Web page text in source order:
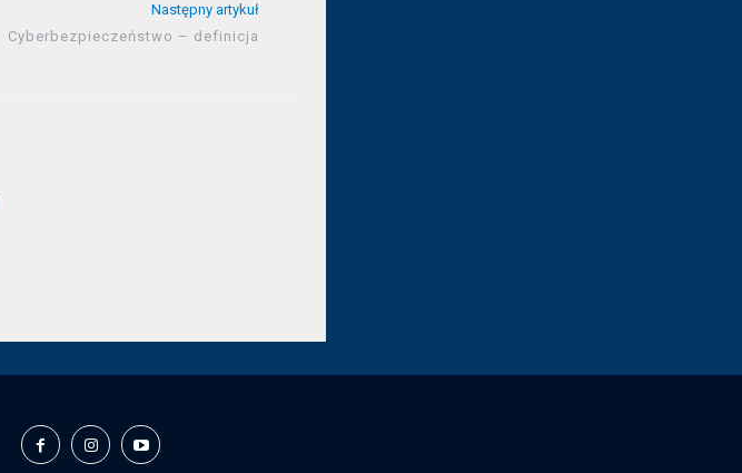
Następny artykuł
Cyberbezpieczeństwo – definicja